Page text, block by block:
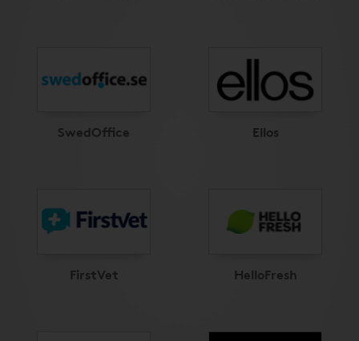
SwedOffice Ellos
FirstVet HelloFresh